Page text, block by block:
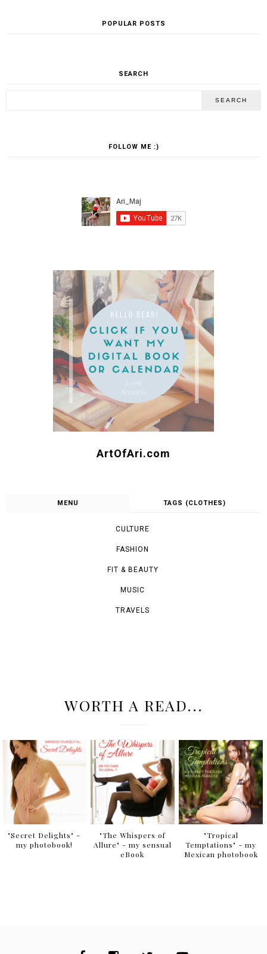
POPULAR POSTS
SEARCH
FOLLOW ME :)
ArtOfAri.com
MENU TAGS (CLOTHES)
CULTURE
FASHION
FIT & BEAUTY
MUSIC
TRAVELS
WORTH A READ...
"Secret Delights" -
my photobook!
"The Whispers of
Allure" - my sensual
eBook
"Tropical
Temptations" - my
Mexican photobook